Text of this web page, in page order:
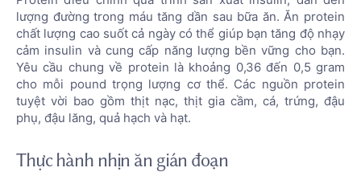
lượng đường trong máu tăng dần sau bữa ăn. Ăn protein
chất lượng cao suốt cả ngày có thể giúp bạn tăng độ nhạy
cảm insulin và cung cấp năng lượng bền vững cho bạn.
Yêu cầu chung về protein là khoảng 0,36 đến 0,5 gram
cho mỗi pound trọng lượng cơ thể. Các nguồn protein
tuyệt vời bao gồm thịt nạc, thịt gia cầm, cá, trứng, đậu
phụ, đậu lăng, quả hạch và hạt.
Thực hành nhịn ăn gián đoạn